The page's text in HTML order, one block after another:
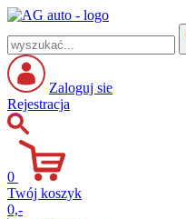
Zaloguj sie
Rejestracja
0
Twój koszyk
0,-